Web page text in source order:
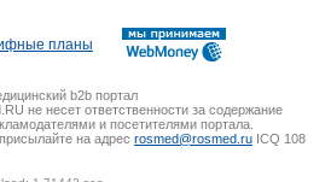
планы
b2b портал
не несет ответственности за содержание
и посетителями портала.
на адрес rosmed@rosmed.ru ICQ 108